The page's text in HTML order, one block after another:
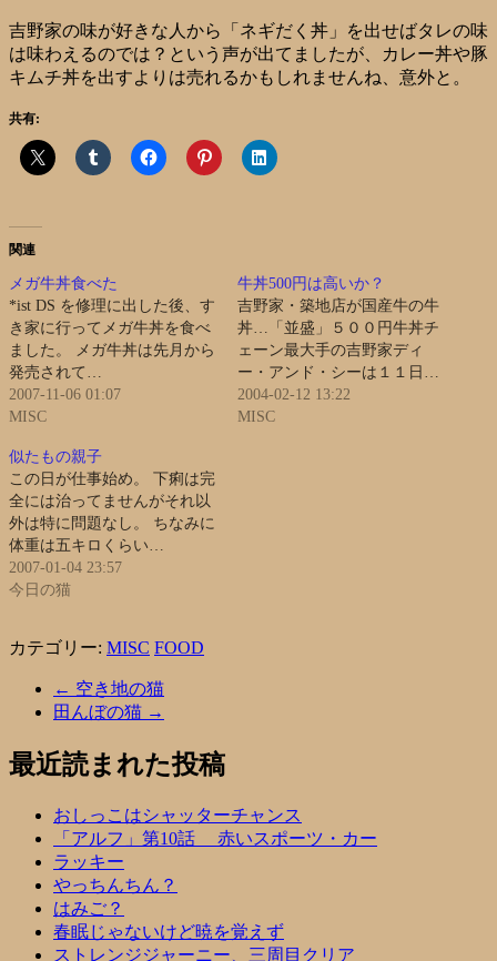
吉野家の味が好きな人から「ネギだく丼」を出せばタレの味
は味わえるのでは？という声が出てましたが、カレー丼や豚
キムチ丼を出すよりは売れるかもしれませんね、意外と。
共有:
関連
メガ牛丼食べた
*ist DS を修理に出した後、す
き家に行ってメガ牛丼を食べ
ました。 メガ牛丼は先月から
発売されて…
2007-11-06 01:07
MISC
牛丼500円は高いか？
吉野家・築地店が国産牛の牛
丼…「並盛」５００円牛丼チ
ェーン最大手の吉野家ディ
ー・アンド・シーは１１日…
2004-02-12 13:22
MISC
似たもの親子
この日が仕事始め。 下痢は完
全には治ってませんがそれ以
外は特に問題なし。 ちなみに
体重は五キロくらい…
2007-01-04 23:57
今日の猫
カテゴリー: MISC FOOD
← 空き地の猫
田んぼの猫 →
最近読まれた投稿
おしっこはシャッターチャンス
「アルフ」第10話 赤いスポーツ・カー
ラッキー
やっちんちん？
はみご？
春眠じゃないけど暁を覚えず
ストレンジジャーニー、三周目クリア